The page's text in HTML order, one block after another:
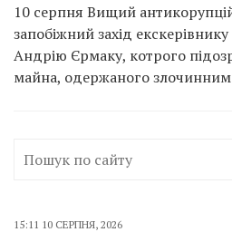
10 серпня Вищий
запобіжний захід
Андрію Єрмаку, котрого
майна, одержаного
15:11 10 СЕРПНЯ, 2026